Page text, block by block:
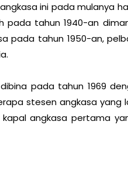
ini pada mulanya
pada tahun 1940-an
pada tahun 1950-an,
pada tahun 1969
stesen angkasa yang
angkasa pertama